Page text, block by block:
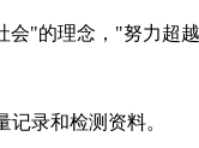
"的理念，"努力超
录和检测资料。